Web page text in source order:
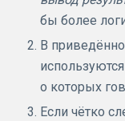
бы более
В
используются
о которых
Если чётко